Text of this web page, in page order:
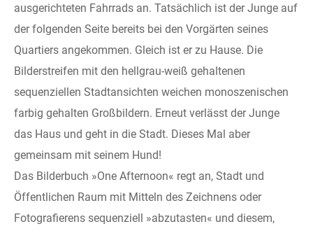
ausgerichteten Fahrrads an. Tatsächlich ist der Junge auf
der folgenden Seite bereits bei den Vorgärten seines
Quartiers angekommen. Gleich ist er zu Hause. Die
Bilderstreifen mit den hellgrau-weiß gehaltenen
sequenziellen Stadtansichten weichen monoszenischen
farbig gehalten Großbildern. Erneut verlässt der Junge
das Haus und geht in die Stadt. Dieses Mal aber
gemeinsam mit seinem Hund!
Das Bilderbuch »One Afternoon« regt an, Stadt und
Öffentlichen Raum mit Mitteln des Zeichnens oder
Fotografierens sequenziell »abzutasten« und diesem,